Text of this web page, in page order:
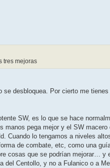
tres mejoras
desbloquea. Por cierto me
SW, es lo que se hace
pega mejor y el SW
Cuando lo tengamos a niveles
de combate, etc, como una
cosas que se podrían mejorar…
Centollo, y no a Fulanico o a